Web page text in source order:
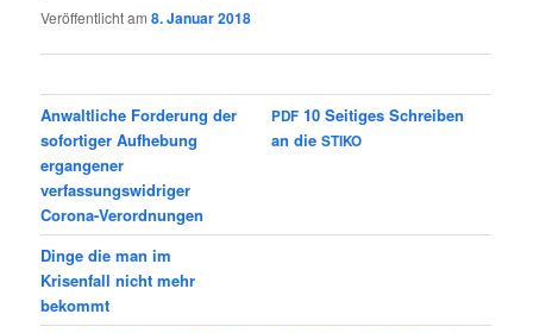
Veröffentlicht am8. Januar 2018
Anwaltliche Forderung der
sofortiger Aufhebung
ergangener
verfassungswidriger
Corona-Verordnungen
PDF 10 Seitiges Schreiben
an dieSTIKO
Dinge die man im
Krisenfall nicht mehr
bekommt